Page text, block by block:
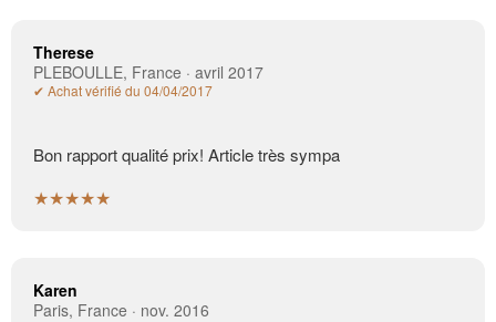
Therese
PLEBOULLE, France · avril 2017
✔ Achat vérifié du 04/04/2017
Bon rapport qualité prix! Article très sympa
★★★★★
Karen
Paris, France · nov. 2016